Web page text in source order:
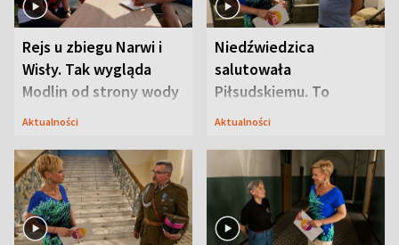
Rejs u zbiegu Narwi i
Wisły. Tak wygląda
Modlin od strony wody
Aktualności
Niedźwiedzica
salutowała
Piłsudskiemu. To
niejedyna tajemnica
Aktualności